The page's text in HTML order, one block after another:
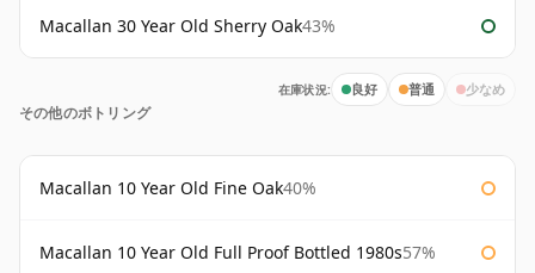
Macallan 30 Year Old Sherry Oak43%
在庫状況: 良好 普通 少なめ
その他のボトリング
Macallan 10 Year Old Fine Oak40%
Macallan 10 Year Old Full Proof Bottled 1980s57%